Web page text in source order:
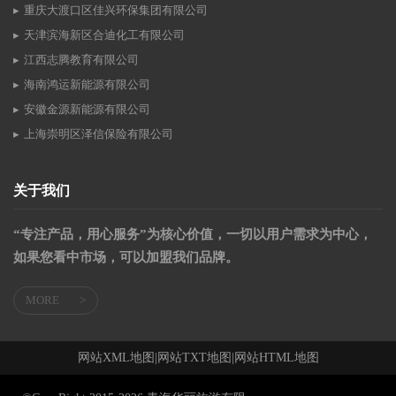
重庆大渡口区佳兴环保集团有限公司
天津滨海新区合迪化工有限公司
江西志腾教育有限公司
海南鸿运新能源有限公司
安徽金源新能源有限公司
上海崇明区泽信保险有限公司
关于我们
“专注产品，用心服务”为核心价值，一切以用户需求为中心，
如果您看中市场，可以加盟我们品牌。
MORE >
网站XML地图 网站TXT地图 网站HTML地图